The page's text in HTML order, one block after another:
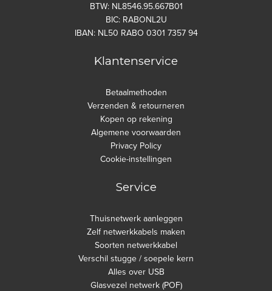
BTW: NL8546.95.667B01
BIC: RABONL2U
IBAN: NL50 RABO 0301 7357 94
Klantenservice
Betaalmethoden
Verzenden & retourneren
Kopen op rekening
Algemene voorwaarden
Privacy Policy
Cookie-instellingen
Service
Thuisnetwerk aanleggen
Zelf netwerkkabels maken
Soorten netwerkkabel
Verschil stugge / soepele kern
Alles over USB
Glasvezel netwerk (POF)